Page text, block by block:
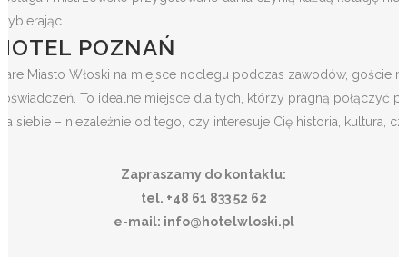
POZNAŃ
Miasto Włoski na miejsce noclegu podczas zawodów, goście
To idealne miejsce dla tych, którzy pragną połączyć
siebie – niezależnie od tego, czy interesuje Cię historia, kultura,
Zapraszamy do kontaktu:
tel. +48 61 833 52 62
e-mail: info@hotelwloski.pl